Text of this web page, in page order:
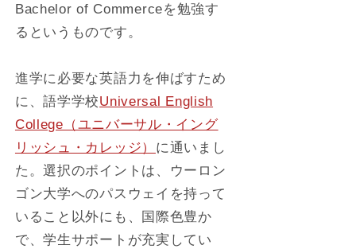
Bachelor of Commerceを勉強す
るというものです。
進学に必要な英語力を伸ばすため
に、語学学校Universal English
College（ユニバーサル・イング
リッシュ・カレッジ） に通いまし
た。選択のポイントは、ウーロン
ゴン大学へのパスウェイを持って
いること以外にも、国際色豊か
で、学生サポートが充実してい